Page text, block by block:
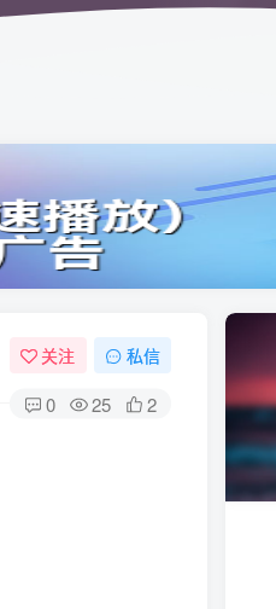
关注 私信
0 25 2